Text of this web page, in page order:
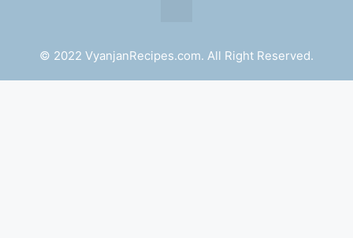
© 2022 VyanjanRecipes.com. All Right Reserved.